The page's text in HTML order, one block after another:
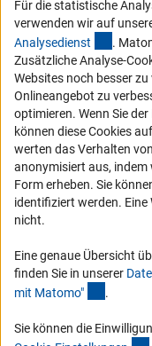
Erklärung zur
Barriere melden
DFG-aktuell
Erhalten Sie Neuigkeiten
schauen Sie sich die
Zum Newsletter
© 2026 DFG
Impressum Datenschutz
Service
Für die statistische
verwenden wir auf
Analysedienst
.
Zusätzliche Analyse-
Websites noch besser
Onlineangebot zu
optimieren. Wenn Sie
können diese Cookies
werten das Verhalten
anonymisiert aus, indem
Form erheben. Sie
identifiziert werden.
nicht.
Eine genaue Übersicht
finden Sie in unserer
mit Matomo" .
Sie können die